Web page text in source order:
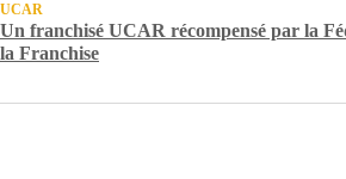
UCAR
Un franchisé UCAR récompensé par la
la Franchise